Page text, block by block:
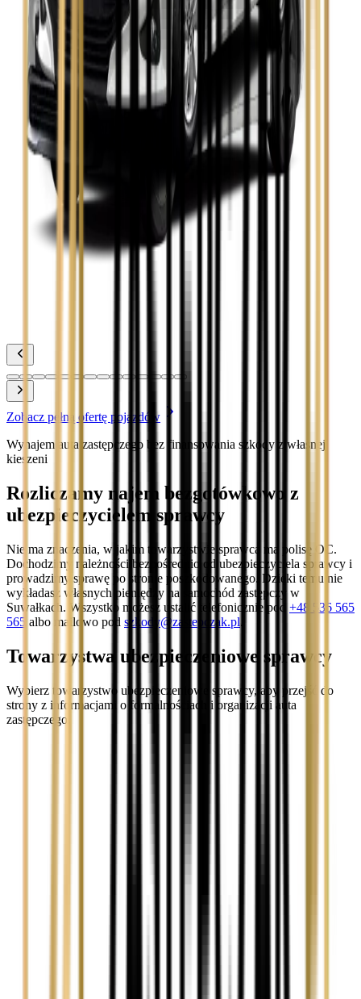
Zobacz
Toyota Avensis
Zobacz
Toyota Camry
Zobacz
Toyota Corolla
Toyota Prius
Zobacz pełną ofertę pojazdów
Wynajem auta zastępczego bez finansowania szkody z własnej
kieszeni
Rozliczamy najem bezgotówkowo z
ubezpieczycielem sprawcy
Nie ma znaczenia, w jakim towarzystwie sprawca ma polisę OC.
Dochodzimy należności bezpośrednio od ubezpieczyciela sprawcy i
prowadzimy sprawę po stronie poszkodowanego. Dzięki temu nie
wykładasz własnych pieniędzy na samochód zastępczy w
Suwałkach. Wszystko możesz ustalić telefonicznie pod +48 536 565
565 albo mailowo pod szkody@zastepczak.pl.
Towarzystwa ubezpieczeniowe sprawcy
Wybierz towarzystwo ubezpieczeniowe sprawcy, aby przejść do
strony z informacjami o formalnościach i organizacji auta
zastępczego.